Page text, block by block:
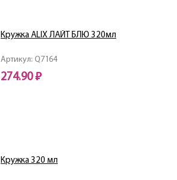
Артикул: Q7164
Кружка ALIX ЛАЙТ БЛЮ 320мл
274.90 ₽
Кружка 320 мл